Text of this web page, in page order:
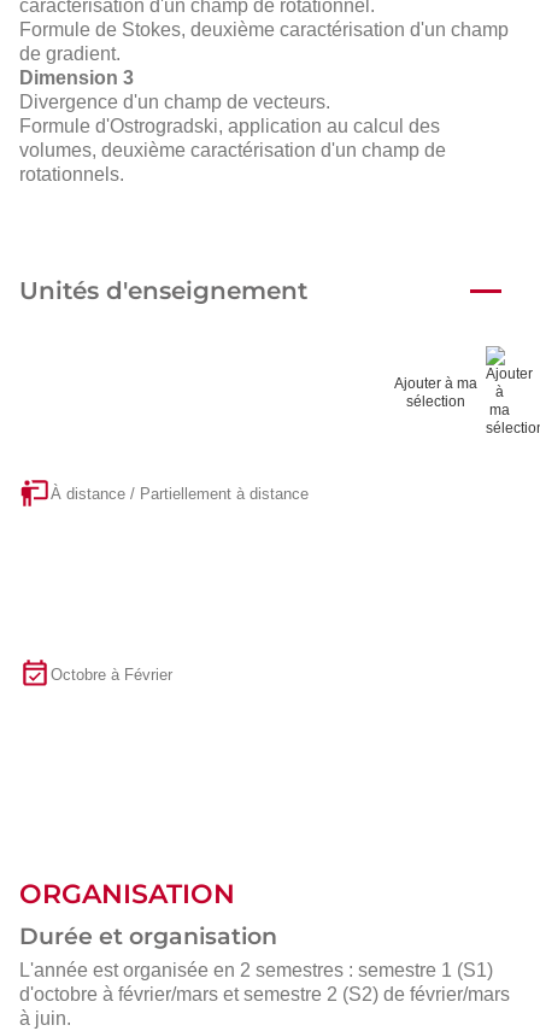
caractérisation d'un champ de rotationnel.
Formule de Stokes, deuxième caractérisation d'un champ
de gradient.
Dimension 3
Divergence d'un champ de vecteurs.
Formule d'Ostrogradski, application au calcul des
volumes, deuxième caractérisation d'un champ de
rotationnels.
Unités d'enseignement
Ajouter à ma
sélection
À distance / Partiellement à distance
Octobre à Février
ORGANISATION
Durée et organisation
L'année est organisée en 2 semestres : semestre 1 (S1)
d'octobre à février/mars et semestre 2 (S2) de février/mars
à juin.